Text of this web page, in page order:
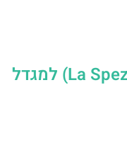
טיול מהעיר לה ספציה (La Spezia) למגדל